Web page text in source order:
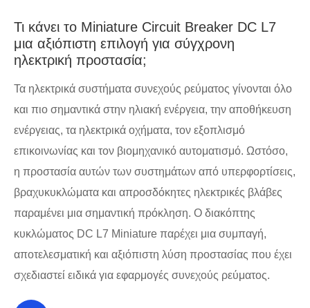
Τι κάνει το Miniature Circuit Breaker DC L7
μια αξιόπιστη επιλογή για σύγχρονη
ηλεκτρική προστασία;
Τα ηλεκτρικά συστήματα συνεχούς ρεύματος γίνονται όλο
και πιο σημαντικά στην ηλιακή ενέργεια, την αποθήκευση
ενέργειας, τα ηλεκτρικά οχήματα, τον εξοπλισμό
επικοινωνίας και τον βιομηχανικό αυτοματισμό. Ωστόσο,
η προστασία αυτών των συστημάτων από υπερφορτίσεις,
βραχυκυκλώματα και απροσδόκητες ηλεκτρικές βλάβες
παραμένει μια σημαντική πρόκληση. Ο διακόπτης
κυκλώματος DC L7 Miniature παρέχει μια συμπαγή,
αποτελεσματική και αξιόπιστη λύση προστασίας που έχει
σχεδιαστεί ειδικά για εφαρμογές συνεχούς ρεύματος.